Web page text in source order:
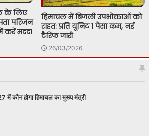
के लिए
परिजन
करें मदद।
हिमाचल में बिजली उपभोक्ताओं को
राहत: प्रति यूनिट 1 पैसा कम, नई
टैरिफ जारी
26/03/2026
में कौन होगा हिमाचल का मुख्य मंत्री